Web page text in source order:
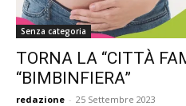
Senza categoria
TORNA LA “CITTÀ
“BIMBINFIERA”
redazione - 25 Settembre 2023